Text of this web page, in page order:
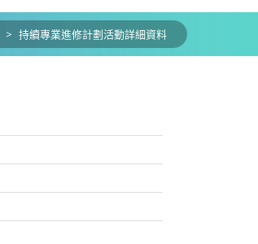
> 持續專業進修計劃活動詳細資料